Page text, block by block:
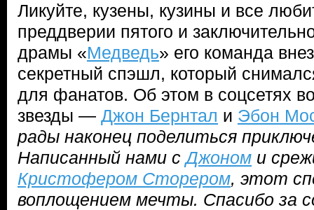
Ликуйте, кузены, кузины и все
преддверии пятого и
драмы «Медведь» его команда
секретный спэшл, который
для фанатов. Об этом в соцсетях
звезды — Джон Бернтал и Эбон
рады наконец поделиться
Написанный нами сДжоном и
Кристофером Сторером, этот
воплощением мечты. Спасибо за